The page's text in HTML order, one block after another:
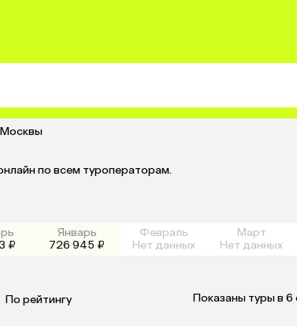
Москвы
по всем туроператорам.
₽
Январь
726 945 ₽
Февраль
Нет данных
Март
Нет данных
По рейтингу Показаны туры в 6